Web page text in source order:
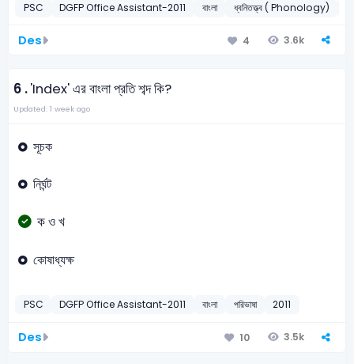
PSC DGFP Office Assistant-2011 বাংলা ধ্বনিতত্ত্ব ( Phonology)
Des 4 3.6k
6 .'Index' এর বাংলা প্রতি শব্দ কি?
Updated: 1 week ago
সূচক
নির্ঘন্ট
ক ও খ
কোষাধ্যক্ষ
PSC DGFP Office Assistant-2011 বাংলা পরিভাষা 2011
Des 10 3.5k